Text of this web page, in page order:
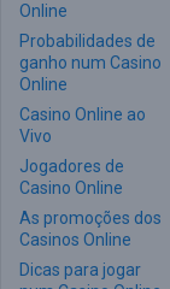
Online
Probabilidades de
ganho num Casino
Online
Casino Online ao
Vivo
Jogadores de
Casino Online
As promoções dos
Casinos Online
Dicas para jogar